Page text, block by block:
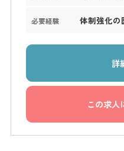
必要経験 体制強化の
詳
この求人